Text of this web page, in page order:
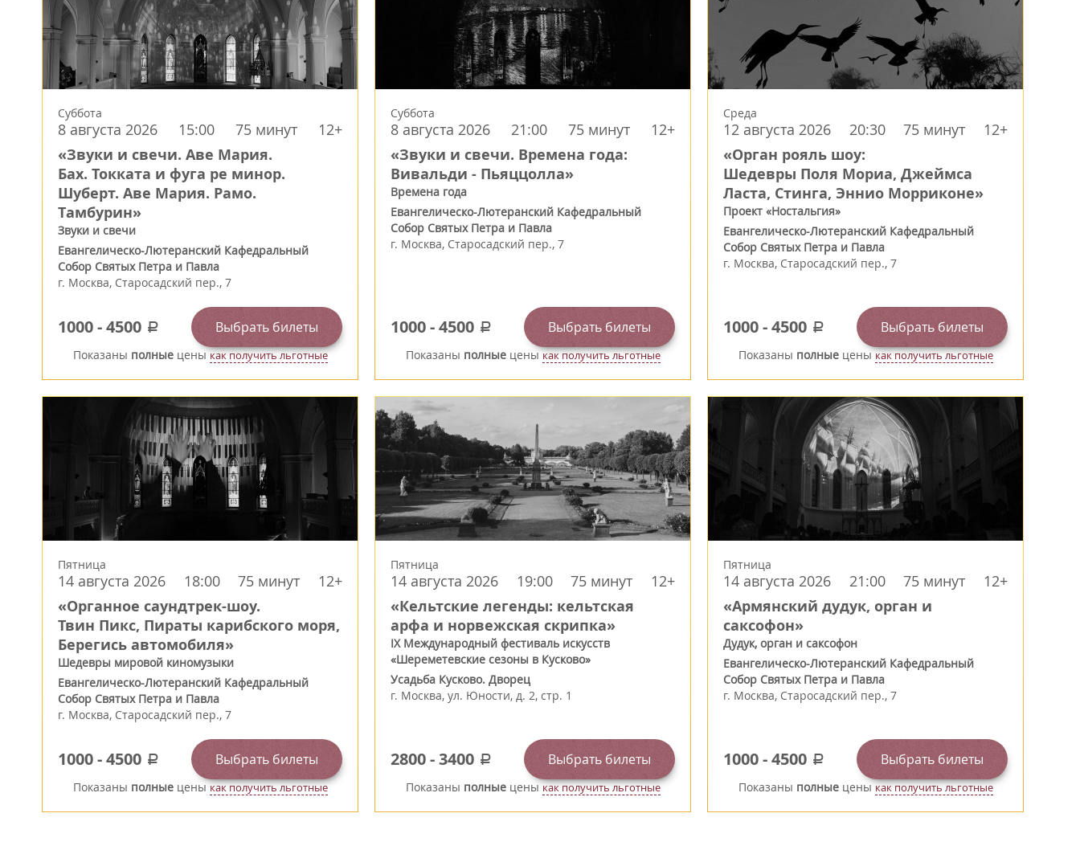
Суббота
8 августа 2026 15:00 75 минут 12+
«Звуки и свечи. Аве Мария.
Бах. Токката и фуга ре минор.
Шуберт. Аве Мария. Рамо.
Тамбурин»
Звуки и свечи
Евангелическо-Лютеранский Кафедральный
Собор Святых Петра и Павла
г. Москва, Старосадский пер., 7
1000-4500 a Выбрать билеты
Показаны полныеценыкак получить льготные
Суббота
8 августа 2026 21:00 75 минут 12+
«Звуки и свечи. Времена года:
Вивальди - Пьяццолла»
Времена года
Евангелическо-Лютеранский Кафедральный
Собор Святых Петра и Павла
г. Москва, Старосадский пер., 7
1000-4500 a Выбрать билеты
Показаны полныеценыкак получить льготные
Среда
12 августа 2026 20:30 75 минут 12+
«Орган рояль шоу:
Шедевры Поля Мориа, Джеймса
Ласта, Стинга, Эннио Морриконе»
Проект «Ностальгия»
Евангелическо-Лютеранский Кафедральный
Собор Святых Петра и Павла
г. Москва, Старосадский пер., 7
1000-4500 a Выбрать билеты
Показаны полныеценыкак получить льготные
Пятница
14 августа 2026 18:00 75 минут 12+
«Органное саундтрек-шоу.
Твин Пикс, Пираты карибского моря,
Берегись автомобиля»
Шедевры мировой киномузыки
Евангелическо-Лютеранский Кафедральный
Собор Святых Петра и Павла
г. Москва, Старосадский пер., 7
1000-4500 a Выбрать билеты
Показаны полныеценыкак получить льготные
Пятница
14 августа 2026 19:00 75 минут 12+
«Кельтские легенды: кельтская
арфа и норвежская скрипка»
IX Международный фестиваль искусств
«Шереметевские сезоны в Кусково»
Усадьба Кусково. Дворец
г. Москва, ул. Юности, д. 2, стр. 1
2800-3400 a Выбрать билеты
Показаны полныеценыкак получить льготные
Пятница
14 августа 2026 21:00 75 минут 12+
«Армянский дудук, орган и
саксофон»
Дудук, орган и саксофон
Евангелическо-Лютеранский Кафедральный
Собор Святых Петра и Павла
г. Москва, Старосадский пер., 7
1000-4500 a Выбрать билеты
Показаны полныеценыкак получить льготные